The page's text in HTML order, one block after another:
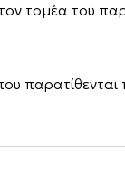
τομέα του
παρατίθενται